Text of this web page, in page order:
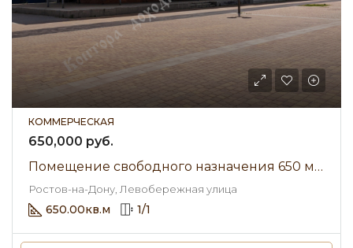
КОММЕРЧЕСКАЯ
650,000 руб.
Помещение свободного назначения 650 м² • Левобережная улица • Аренда 650 000 ₽/мес
Ростов-на-Дону, Левобережная улица
650.00кв.м 1/1